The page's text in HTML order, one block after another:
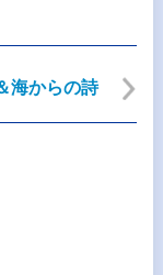
海からの詩